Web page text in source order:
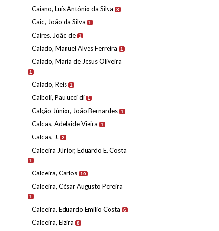
Caiano, Luís António da Silva 3
Caio, João da Silva 1
Caires, João de 1
Calado, Manuel Alves Ferreira 1
Calado, Maria de Jesus Oliveira
1
Calado, Reis 1
Calboli, Paulucci di 1
Calção Júnior, João Bernardes 1
Caldas, Adelaide Vieira 1
Caldas, J. 2
Caldeira Júnior, Eduardo E. Costa
1
Caldeira, Carlos 10
Caldeira, César Augusto Pereira
1
Caldeira, Eduardo Emílio Costa 6
Caldeira, Elzira 8